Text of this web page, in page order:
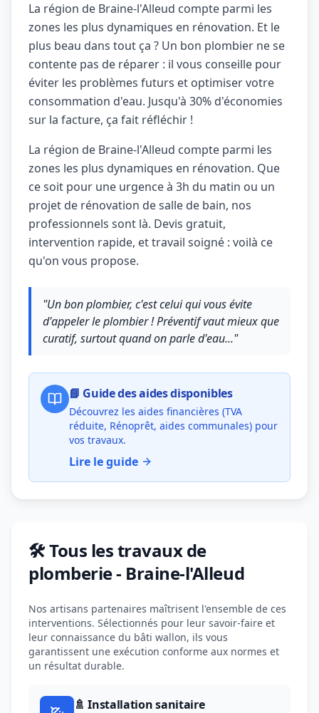
La région de Braine-l'Alleud compte parmi les
zones les plus dynamiques en rénovation. Et le
plus beau dans tout ça ? Un bon plombier ne se
contente pas de réparer : il vous conseille pour
éviter les problèmes futurs et optimiser votre
consommation d'eau. Jusqu'à 30% d'économies
sur la facture, ça fait réfléchir !
La région de Braine-l'Alleud compte parmi les
zones les plus dynamiques en rénovation. Que
ce soit pour une urgence à 3h du matin ou un
projet de rénovation de salle de bain, nos
professionnels sont là. Devis gratuit,
intervention rapide, et travail soigné : voilà ce
qu'on vous propose.
"Un bon plombier, c'est celui qui vous évite
d'appeler le plombier ! Préventif vaut mieux que
curatif, surtout quand on parle d'eau..."
📘 Guide des aides disponibles
Découvrez les aides financières (TVA
réduite, Rénoprêt, aides communales) pour
vos travaux.
Lire le guide
🛠️ Tous les travaux de
plomberie - Braine-l'Alleud
Nos artisans partenaires maîtrisent l'ensemble de ces
interventions. Sélectionnés pour leur savoir-faire et
leur connaissance du bâti wallon, ils vous
garantissent une exécution conforme aux normes et
un résultat durable.
🚿 Installation sanitaire